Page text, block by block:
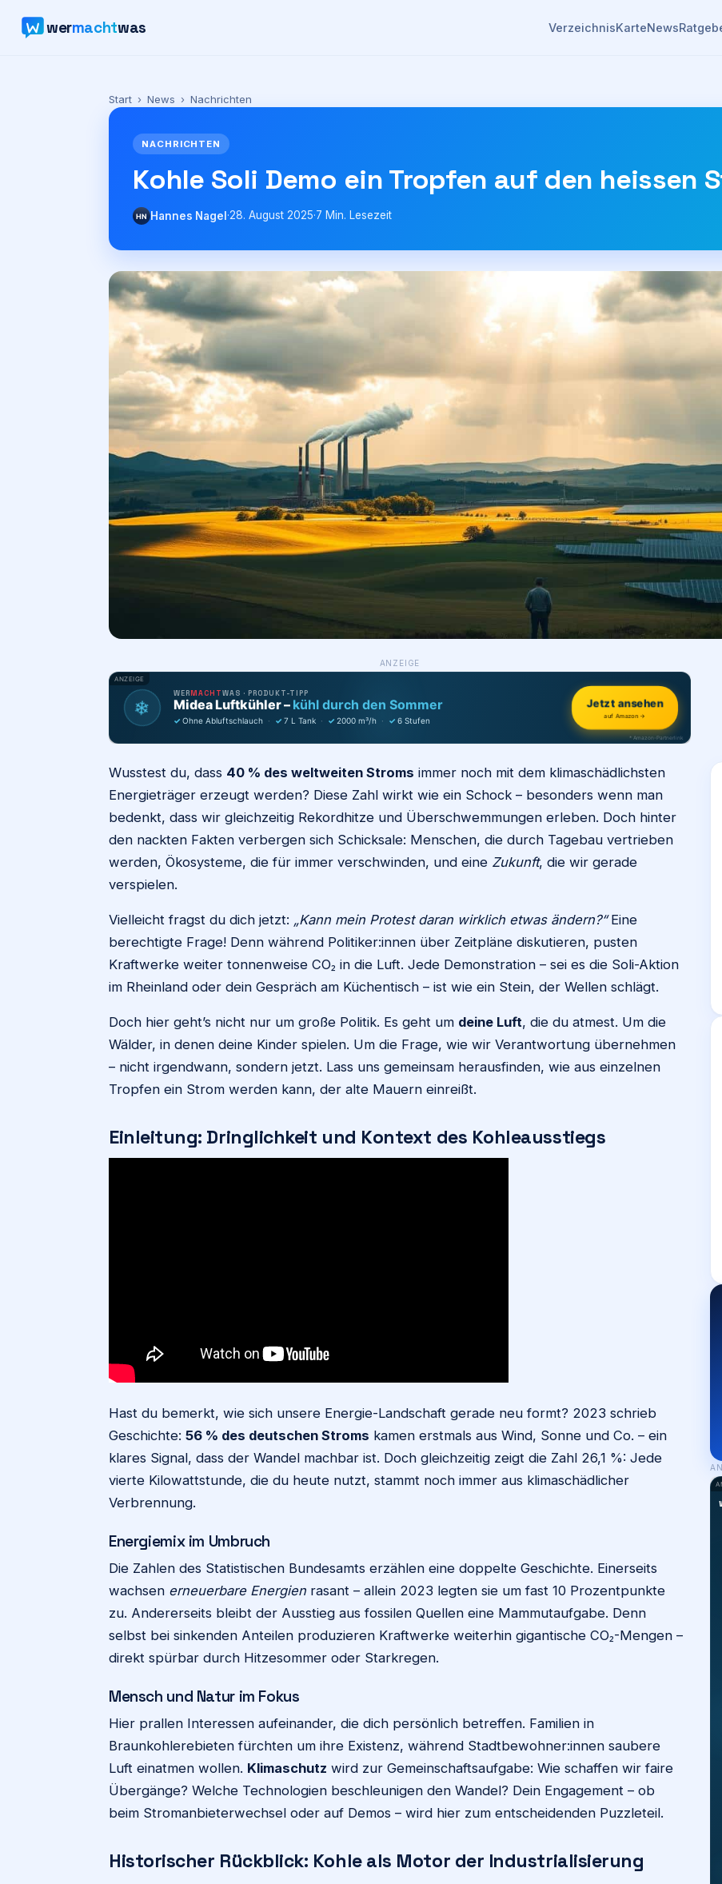
wermachtwas VerzeichnisKarteNews
Start › News › Nachrichten
NACHRICHTEN
Kohle Soli Demo ein Tropfen auf den heissen
HN Hannes Nagel·28. August 2025·7 Min. Lesezeit
ANZEIGE
ANZEIGE
❄
WERMACHTWAS · PRODUKT-TIPP
Midea Luftkühler – kühl durch den Sommer
✓ Ohne Abluftschlauch · ✓ 7 L Tank · ✓ 2000 m³/h · ✓ 6 Stufen
Jetzt ansehen
auf Amazon →
* Amazon-Partnerlink
Wusstest du, dass 40 % des weltweiten Stroms immer noch mit dem klimaschädlichsten
Energieträger erzeugt werden? Diese Zahl wirkt wie ein Schock – besonders wenn man
bedenkt, dass wir gleichzeitig Rekordhitze und Überschwemmungen erleben. Doch hinter
den nackten Fakten verbergen sich Schicksale: Menschen, die durch Tagebau vertrieben
werden, Ökosysteme, die für immer verschwinden, und eine Zukunft, die wir gerade
verspielen.
Vielleicht fragst du dich jetzt: „Kann mein Protest daran wirklich etwas ändern?“Eine
berechtigte Frage! Denn während Politiker:innen über Zeitpläne diskutieren, pusten
Kraftwerke weiter tonnenweise CO₂ in die Luft. Jede Demonstration – sei es die Soli-Aktion
im Rheinland oder dein Gespräch am Küchentisch – ist wie ein Stein, der Wellen schlägt.
Doch hier geht’s nicht nur um große Politik. Es geht um deine Luft, die du atmest. Um die
Wälder, in denen deine Kinder spielen. Um die Frage, wie wir Verantwortung übernehmen
– nicht irgendwann, sondern jetzt. Lass uns gemeinsam herausfinden, wie aus einzelnen
Tropfen ein Strom werden kann, der alte Mauern einreißt.
Einleitung: Dringlichkeit und Kontext des Kohleausstiegs
Hast du bemerkt, wie sich unsere Energie-Landschaft gerade neu formt? 2023 schrieb
Geschichte: 56 % des deutschen Stroms kamen erstmals aus Wind, Sonne und Co. – ein
klares Signal, dass der Wandel machbar ist. Doch gleichzeitig zeigt die Zahl 26,1 %: Jede
vierte Kilowattstunde, die du heute nutzt, stammt noch immer aus klimaschädlicher
Verbrennung.
Energiemix im Umbruch
Die Zahlen des Statistischen Bundesamts erzählen eine doppelte Geschichte. Einerseits
wachsen erneuerbare Energien rasant – allein 2023 legten sie um fast 10 Prozentpunkte
zu. Andererseits bleibt der Ausstieg aus fossilen Quellen eine Mammutaufgabe. Denn
selbst bei sinkenden Anteilen produzieren Kraftwerke weiterhin gigantische CO₂-Mengen –
direkt spürbar durch Hitzesommer oder Starkregen.
Mensch und Natur im Fokus
Hier prallen Interessen aufeinander, die dich persönlich betreffen. Familien in
Braunkohlerebieten fürchten um ihre Existenz, während Stadtbewohner:innen saubere
Luft einatmen wollen. Klimaschutz wird zur Gemeinschaftsaufgabe: Wie schaffen wir faire
Übergänge? Welche Technologien beschleunigen den Wandel? Dein Engagement – ob
beim Stromanbieterwechsel oder auf Demos – wird hier zum entscheidenden Puzzleteil.
Historischer Rückblick: Kohle als Motor der Industrialisierung